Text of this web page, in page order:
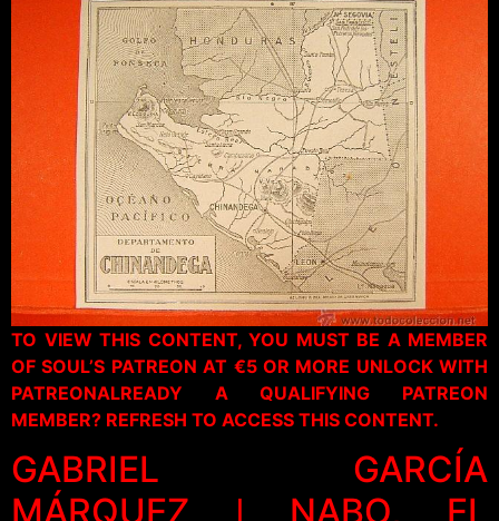
TO VIEW THIS CONTENT, YOU MUST BE A MEMBER
OF SOUL’S PATREON AT €5 OR MORE UNLOCK WITH
PATREONALREADY A QUALIFYING PATREON
MEMBER? REFRESH TO ACCESS THIS CONTENT.
GABRIEL GARCÍA
MÁRQUEZ ǀ NABO, EL